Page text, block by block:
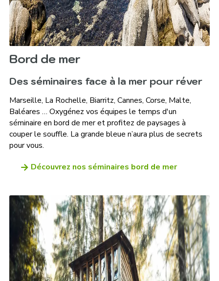
Bord de mer
Des séminaires face à la mer pour réver
Marseille, La Rochelle, Biarritz, Cannes, Corse, Malte,
Baléares … Oxygénez vos équipes le temps d'un
séminaire en bord de mer et profitez de paysages à
couper le souffle. La grande bleue n’aura plus de secrets
pour vous.
Découvrez nos séminaires bord de mer